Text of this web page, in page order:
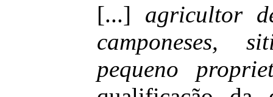
[...] agricultor
camponeses,
pequeno